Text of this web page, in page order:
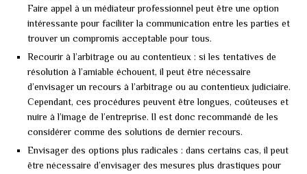
Faire appel à un médiateur professionnel peut être une option
intéressante pour faciliter la communication entre les parties et
trouver un compromis acceptable pour tous.
Recourir à l’arbitrage ou au contentieux : si les tentatives de
résolution à l’amiable échouent, il peut être nécessaire
d’envisager un recours à l’arbitrage ou au contentieux judiciaire.
Cependant, ces procédures peuvent être longues, coûteuses et
nuire à l’image de l’entreprise. Il est donc recommandé de les
considérer comme des solutions de dernier recours.
Envisager des options plus radicales : dans certains cas, il peut
être nécessaire d’envisager des mesures plus drastiques pour